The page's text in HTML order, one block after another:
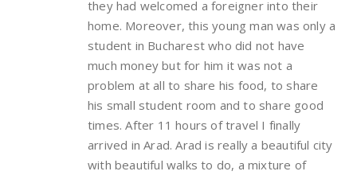
they had welcomed a foreigner into their
home. Moreover, this young man was only a
student in Bucharest who did not have
much money but for him it was not a
problem at all to share his food, to share
his small student room and to share good
times. After 11 hours of travel I finally
arrived in Arad. Arad is really a beautiful city
with beautiful walks to do, a mixture of